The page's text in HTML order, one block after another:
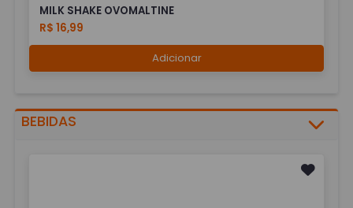
MILK SHAKE OVOMALTINE
R$ 16,99
Adicionar
BEBIDAS